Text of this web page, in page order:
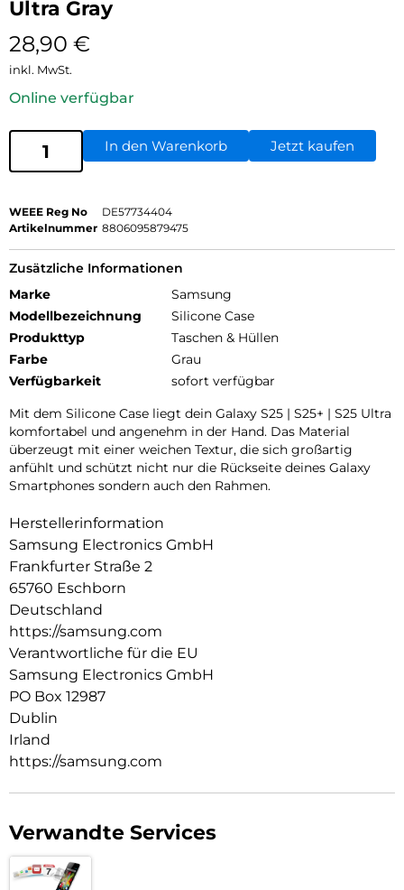
Ultra Gray
28,90 €
inkl. MwSt.
Online verfügbar
In den Warenkorb Jetzt kaufen
WEEE Reg No
DE57734404
Artikelnummer 8806095879475
Zusätzliche Informationen
Marke
Samsung
Modellbezeichnung
Silicone Case
Produkttyp
Taschen & Hüllen
Farbe
Grau
Verfügbarkeit
sofort verfügbar
Mit dem Silicone Case liegt dein Galaxy S25 | S25+ | S25 Ultra
komfortabel und angenehm in der Hand. Das Material
überzeugt mit einer weichen Textur, die sich großartig
anfühlt und schützt nicht nur die Rückseite deines Galaxy
Smartphones sondern auch den Rahmen.
Herstellerinformation
Samsung Electronics GmbH
Frankfurter Straße 2
65760 Eschborn
Deutschland
https://samsung.com
Verantwortliche für die EU
Samsung Electronics GmbH
PO Box 12987
Dublin
Irland
https://samsung.com
Verwandte Services